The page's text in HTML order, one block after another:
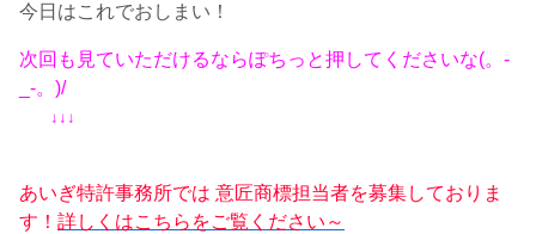
今日はこれでおしまい！
次回も見ていただけるならぽちっと押してくださいな(。-
_-。)/
↓↓↓
あいぎ特許事務所では 意匠商標担当者を募集しておりま
す！ 詳しくはこちらをご覧ください～